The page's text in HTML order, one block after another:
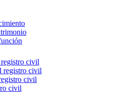
civil
registro civil
civil
civil